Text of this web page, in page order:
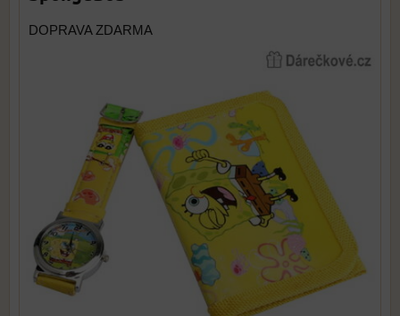
DOPRAVA ZDARMA